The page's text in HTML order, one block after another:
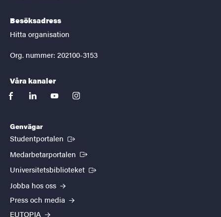
Besöksadress
Hitta organisation
Org. nummer: 202100-3153
Våra kanaler
facebooklinkedinyoutubeinstagram
Genvägar
Studentportalen (Extern länk)
Medarbetarportalen (Extern länk)
Universitetsbiblioteket (Extern länk)
Jobba hos oss
Press och media
EUTOPIA